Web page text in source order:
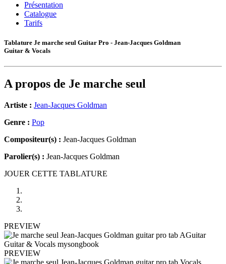
Présentation
Catalogue
Tarifs
Tablature Je marche seul Guitar Pro - Jean-Jacques Goldman
Guitar & Vocals
A propos de Je marche seul
Artiste : Jean-Jacques Goldman
Genre : Pop
Compositeur(s) : Jean-Jacques Goldman
Parolier(s) : Jean-Jacques Goldman
JOUER CETTE TABLATURE
PREVIEW
PREVIEW